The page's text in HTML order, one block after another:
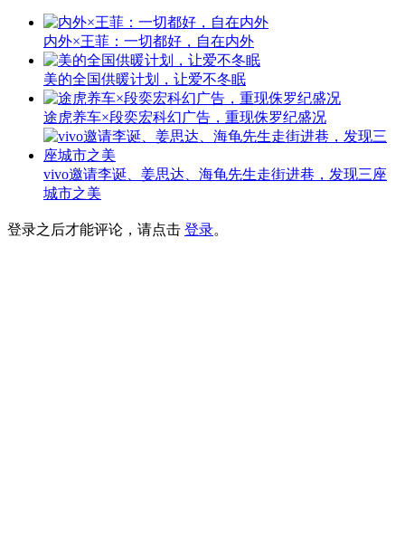
内外×王菲：一切都好，自在内外
美的全国供暖计划，让爱不冬眠
途虎养车×段奕宏科幻广告，重现侏罗纪盛况
vivo邀请李诞、姜思达、海龟先生走街进巷，发现三座
城市之美
登录之后才能评论，请点击 登录。